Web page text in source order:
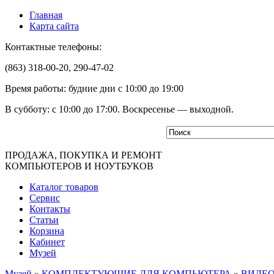
Главная
Карта сайта
Контактные телефоны:
(863) 318-00-20, 290-47-02
Время работы: будние дни с 10:00 до 19:00
В субботу: с 10:00 до 17:00. Воскресенье — выходной.
ПРОДАЖА, ПОКУПКА И РЕМОНТ
КОМПЬЮТЕРОВ И НОУТБУКОВ
Каталог товаров
Сервис
Контакты
Статьи
Корзина
Кабинет
Музей